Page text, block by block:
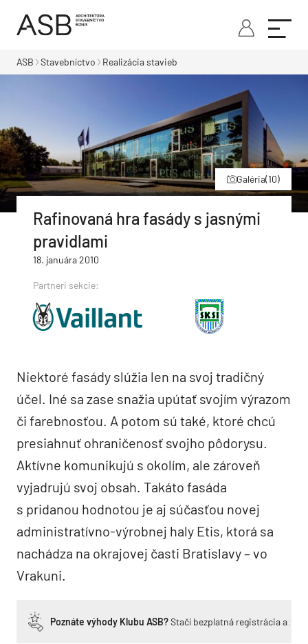
ASB Stavebníctvo Realizácia stavieb
Galéria(10)
Rafinovaná hra fasády s jasnými
pravidlami
18. januára 2010
Partneri sekcie:
Niektoré fasády slúžia len na svoj tradičný
účel. Iné sa zase snažia upútať svojím výrazom
či farebnosťou. A potom sú také, ktoré chcú
presiahnuť ohraničenosť svojho pôdorysu.
Aktívne komunikujú s okolím, ale zároveň
vyjadrujú svoj obsah. Takáto fasáda
s pridanou hodnotou je aj súčasťou novej
administratívno-výrobnej haly Etis, ktorá sa
nachádza na okrajovej časti Bratislavy – vo
Vrakuni.
Poznáte výhody Klubu ASB?Stačí bezplatná registrácia a